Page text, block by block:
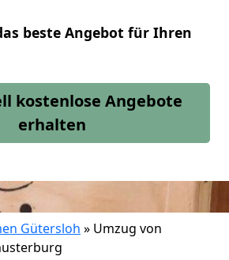
beste Angebot für Ihren
kostenlose Angebote
erhalten
Gütersloh » Umzug von